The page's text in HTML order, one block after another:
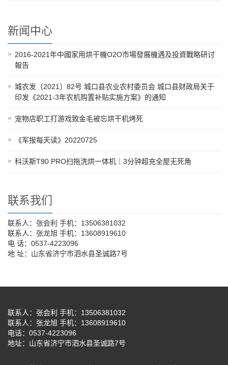
新闻中心
2016-2021年中國家用烘干機O2O市場發展機遇及投資戰略研讨
報告
城农发〔2021〕82号 城口县农业农村委员会 城口县财政局关于
印发《2021-3年农机购置补贴实施方案》的通知
宠物店职工打游戏致金毛被忘烘干机烤死
《军报每天读》20220725
科沃斯T90 PRO扫拖洗烘一体机｜3分钟超充全屋无死角
联系我们
联系人：张会利 手机：13506381032
联系人：张龙旭 手机：13608919610
电 话：0537-4223096
地 址：山东省济宁市泗水县圣诚路7号
联系人：张会利 手机：13506381032
联系人：张龙旭 手机：13608919610
电话：0537-4223096
地址：山东省济宁市泗水县圣诚路7号